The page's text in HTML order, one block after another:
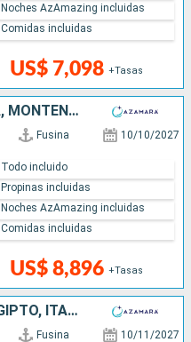
US$ 7,098 +Tasas
Noches AzAmazing incluidas
Comidas incluidas
ITALIA, ESLOVENIA, CROACIA, MONTENEGRO, GRECIA, MALTA, TÚNEZ, FRANCIA, ESPAÑA
Fusina 10/10/2027
US$ 8,896 +Tasas
Todo incluido
Propinas incluidas
Noches AzAmazing incluidas
Comidas incluidas
CHIPRE, GRECIA, TURQUÍA, EGIPTO, ITALIA, FRANCIA, ESPAÑA, PORTUGAL
Fusina 10/11/2027